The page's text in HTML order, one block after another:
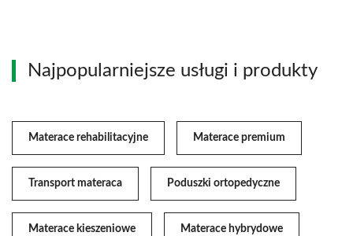
Najpopularniejsze usługi i produkty
Materace rehabilitacyjne Materace premium
Transport materaca Poduszki ortopedyczne
Materace kieszeniowe Materace hybrydowe